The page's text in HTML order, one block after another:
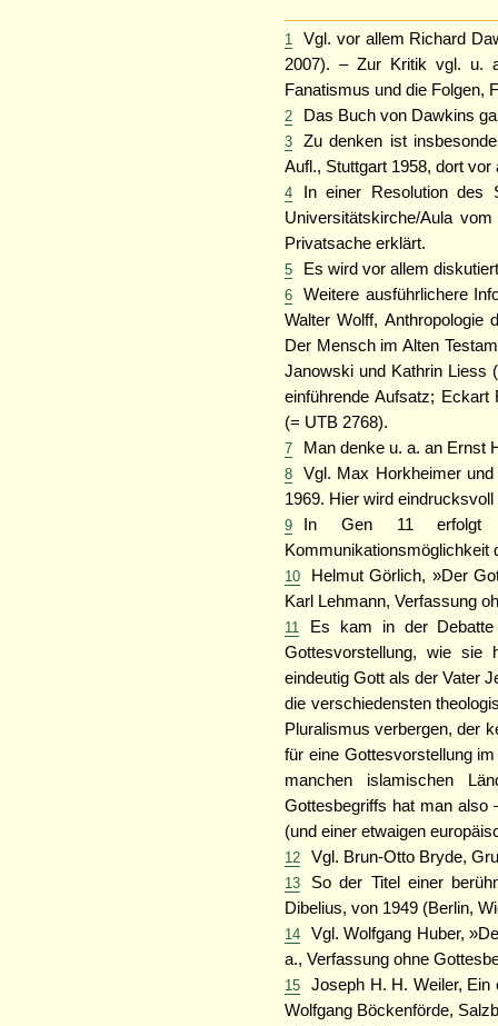
1
Vgl. vor allem Richard
2007). – Zur Kritik vgl. u.
Fanatismus und die Folgen,
2 Das Buch von Dawkins
3
Zu denken ist
Aufl., Stuttgart 1958, dort vor
4
In einer Resolution des
Universitätskirche/Aula
Privatsache erklärt.
5 Es wird vor allem
6
Weitere ausführlichere
Walter Wolff, Anthropologie
Der Mensch im Alten
Janowski und Kathrin Liess
einführende Aufsatz; Eckart
(= UTB 2768).
7 Man denke u. a. an Ernst
8
Vgl. Max Horkheimer
1969. Hier wird
9
In Gen 11 erfolgt
Kommunikationsmöglichkeit
10
Helmut Görlich, »Der
Karl Lehmann, Verfassung
11
Es kam in der
Gottesvorstellung, wie sie
eindeutig Gott als der Vater
die verschiedensten
Pluralismus verbergen, der
für eine Gottesvorstellung
manchen islamischen
Gottesbegriffs hat man also
(und einer etwaigen
12 Vgl. Brun-Otto Bryde,
13
So der Titel einer
Dibelius, von 1949 (Berlin,
14
Vgl. Wolfgang Huber,
a., Verfassung ohne
15
Joseph H. H. Weiler, Ein
Wolfgang Böckenförde,